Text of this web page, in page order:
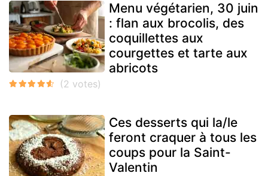
Menu végétarien, 30 juin
: flan aux brocolis, des
coquillettes aux
courgettes et tarte aux
abricots
Ces desserts qui la/le
feront craquer à tous les
coups pour la Saint-
Valentin